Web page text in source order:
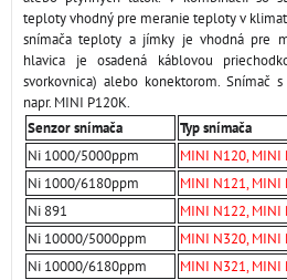
teploty vhodný pre meranie teploty v
snímača teploty a jímky je vhodná pre
hlavica je osadená káblovou
svorkovnica) alebo konektorom. Snímač
napr. MINI P120K.
Senzor snímača
Typ snímača
Ni 1000/5000ppm
MINI N120, MINI
Ni 1000/6180ppm
MINI N121, MINI
Ni 891
MINI N122, MINI
Ni 10000/5000ppm
MINI N320, MINI
Ni 10000/6180ppm
MINI N321, MINI